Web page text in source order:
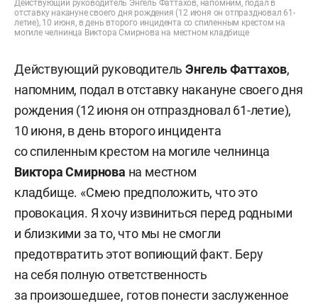
Действующий руководитель Энгель Фаттахов, напомним, подал в
отставку накануне своего дня рождения (12 июня он отпраздновал 61-
летие), 10 июня, в день второго инцидента со спиленным крестом на
могиле челнинца Виктора Смирнова на местном кладбище
Действующий руководитель Энгель Фаттахов,
напомним, подал в отставку накануне своего дня
рождения (12 июня он отпраздновал 61-летие),
10 июня, в день второго инцидента
со спиленным крестом на могиле челнинца
Виктора Смирнова на местном
кладбище. «Смею предположить, что это
провокация. Я хочу извиниться перед родными
и близкими за то, что мы не смогли
предотвратить этот вопиющий факт. Беру
на себя полную ответственность
за произошедшее, готов понести заслуженное